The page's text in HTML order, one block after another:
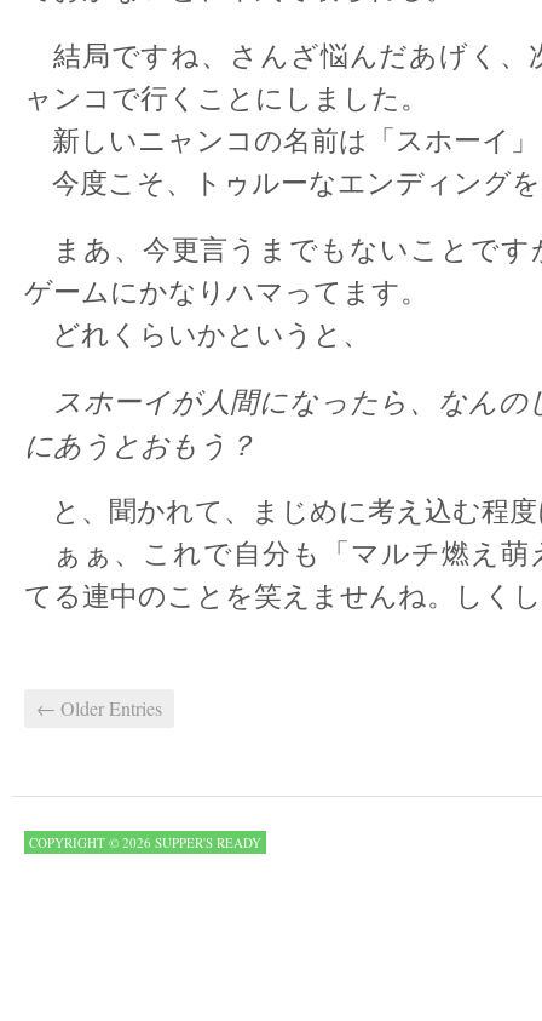
結局ですね、さんざ悩んだあげく、
ャンコで行くことにしました。
新しいニャンコの名前は「スホーイ」
今度こそ、トゥルーなエンディング
まあ、今更言うまでもないことです
ゲームにかなりハマってます。
どれくらいかというと、
スホーイが人間になったら、なんの
にあうとおもう？
と、聞かれて、まじめに考え込む程
ぁぁ、これで自分も「マルチ燃え萌
てる連中のことを笑えませんね。しく
← Older Entries
COPYRIGHT © 2026 SUPPER'S READY